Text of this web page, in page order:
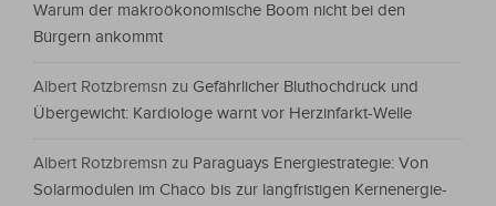
Warum der makroökonomische Boom nicht bei den
Bürgern ankommt
Albert Rotzbremsn zu Gefährlicher Bluthochdruck und
Übergewicht: Kardiologe warnt vor Herzinfarkt-Welle
Albert Rotzbremsn zu Paraguays Energiestrategie: Von
Solarmodulen im Chaco bis zur langfristigen Kernenergie-